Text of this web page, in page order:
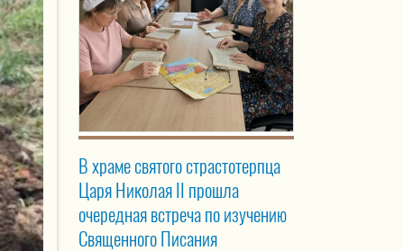
В храме святого страстотерпца
Царя Николая II прошла
очередная встреча по изучению
Священного Писания